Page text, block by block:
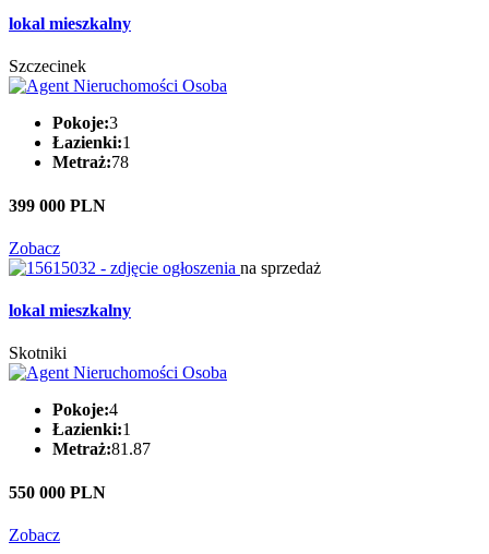
lokal mieszkalny
Szczecinek
Pokoje:3
Łazienki:1
Metraż:78
399 000 PLN
Zobacz
na sprzedaż
lokal mieszkalny
Skotniki
Pokoje:4
Łazienki:1
Metraż:81.87
550 000 PLN
Zobacz